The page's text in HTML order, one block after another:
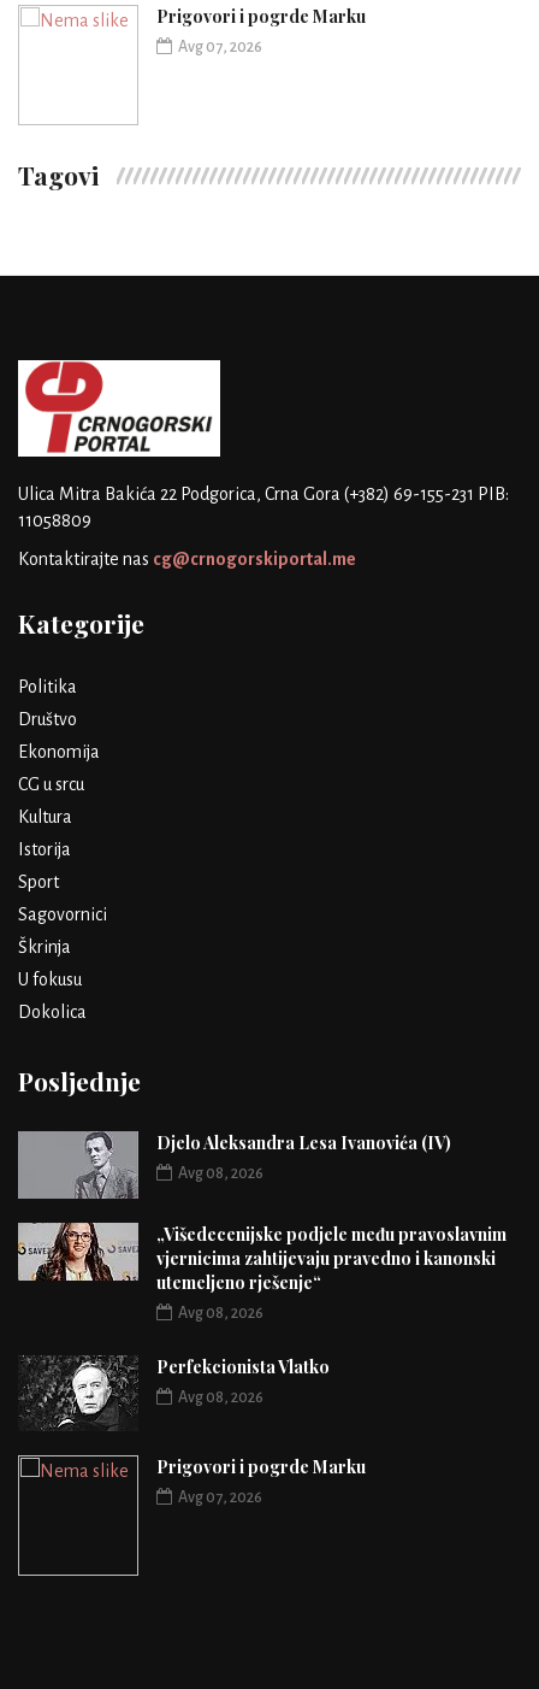
Prigovori i pogrde Marku
Avg 07, 2026
Tagovi
Ulica Mitra Bakića 22 Podgorica, Crna Gora (+382) 69-155-231 PIB:
11058809
Kontaktirajte nas cg@crnogorskiportal.me
Kategorije
Politika
Društvo
Ekonomija
CG u srcu
Kultura
Istorija
Sport
Sagovornici
Škrinja
U fokusu
Dokolica
Posljednje
Djelo Aleksandra Lesa Ivanovića (IV)
Avg 08, 2026
„Višedecenijske podjele među pravoslavnim
vjernicima zahtijevaju pravedno i kanonski
utemeljeno rješenje“
Avg 08, 2026
Perfekcionista Vlatko
Avg 08, 2026
Prigovori i pogrde Marku
Avg 07, 2026